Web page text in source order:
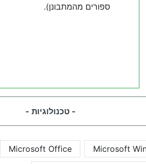
ספורים מהמתבונן).
- טכנולוגיות -
Microsoft
Microsoft Office